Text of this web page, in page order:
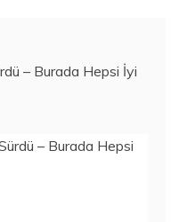
– Burada Hepsi İyi